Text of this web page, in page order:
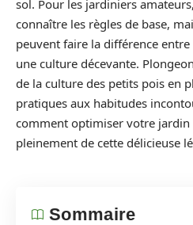
sol. Pour les jardiniers
connaître les règles de base,
peuvent faire la différence
une culture décevante.
de la culture des petits pois en
pratiques aux habitudes
comment optimiser votre
pleinement de cette délicieuse
Sommaire